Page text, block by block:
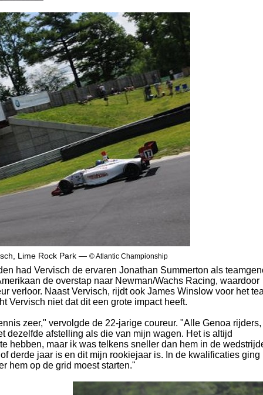
Lime Rock Park — © Atlantic Championship
had Vervisch de ervaren Jonathan Summerton als
de overstap naar Newman/Wachs Racing, waardoor
verloor. Naast Vervisch, rijdt ook James Winslow voor het
Vervisch niet dat dit een grote impact heeft.
zeer," vervolgde de 22-jarige coureur. "Alle Genoa rijders,
dezelfde afstelling als die van mijn wagen. Het is altijd
hebben, maar ik was telkens sneller dan hem in de
derde jaar is en dit mijn rookiejaar is. In de kwalificaties ging
hem op de grid moest starten."